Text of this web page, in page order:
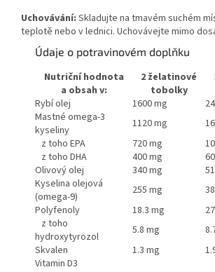
Uchovávání: Skladujte na tmavém suchém
teplotě nebo v lednici. Uchovávejte mimo
Údaje o potravinovém doplňku
Nutriční hodnota
a obsah v:
2 želatinové
tobolky
Rybí olej
1600 mg
Mastné omega-3
kyseliny
1120 mg
z toho EPA
720 mg
z toho DHA
400 mg
Olivový olej
340 mg
Kyselina olejová
(omega-9)
255 mg
Polyfenoly
18.3 mg
z toho
hydroxytyrozol
5.8 mg
Skvalen
1.3 mg
Vitamin D3